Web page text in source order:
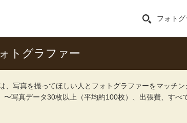
フォト
トグラファー
、写真を撮ってほしい人とフォトグラファーをマッチン
写真データ30枚以上（平均約100枚）、出張費、すべ